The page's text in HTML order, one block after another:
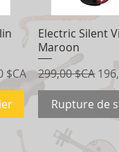
$CA
Aperçu
Electric Silent
Maroon
Prix original
299,00 $CA
Rupture de